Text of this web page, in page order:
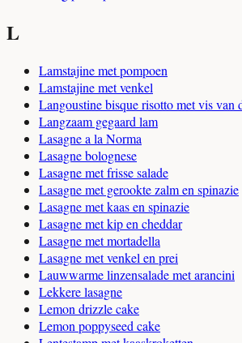
L
Lamstajine met pompoen
Lamstajine met venkel
Langoustine bisque risotto met vis van
Langzaam gegaard lam
Lasagne a la Norma
Lasagne bolognese
Lasagne met frisse salade
Lasagne met gerookte zalm en spinazie
Lasagne met kaas en spinazie
Lasagne met kip en cheddar
Lasagne met mortadella
Lasagne met venkel en prei
Lauwwarme linzensalade met arancini
Lekkere lasagne
Lemon drizzle cake
Lemon poppyseed cake